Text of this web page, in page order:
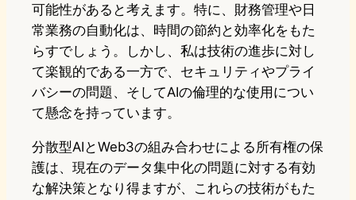
可能性があると考えます。特に、財務管理や日
常業務の自動化は、時間の節約と効率化をもた
らすでしょう。しかし、私は技術の進歩に対し
て楽観的である一方で、セキュリティやプライ
バシーの問題、そしてAIの倫理的な使用につい
て懸念を持っています。
分散型AIとWeb3の組み合わせによる所有権の保
護は、現在のデータ集中化の問題に対する有効
な解決策となり得ますが、これらの技術がもた